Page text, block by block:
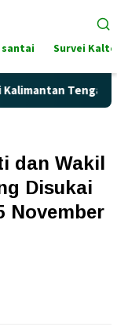
santai Survei
Tengah?
dan Wakil
Disukai
November